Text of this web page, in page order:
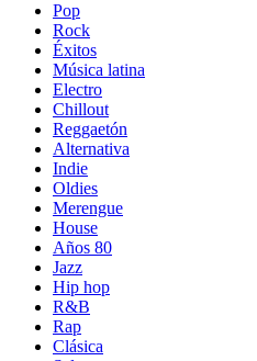
Pop
Rock
Éxitos
Música latina
Electro
Chillout
Reggaetón
Alternativa
Indie
Oldies
Merengue
House
Años 80
Jazz
Hip hop
R&B
Rap
Clásica